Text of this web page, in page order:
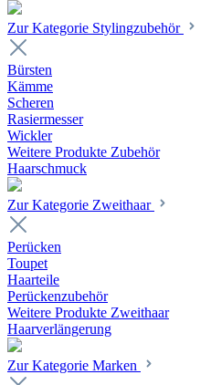
Zur Kategorie Stylingzubehör
Bürsten
Kämme
Scheren
Rasiermesser
Wickler
Weitere Produkte Zubehör
Haarschmuck
Zur Kategorie Zweithaar
Perücken
Toupet
Haarteile
Perückenzubehör
Weitere Produkte Zweithaar
Haarverlängerung
Zur Kategorie Marken